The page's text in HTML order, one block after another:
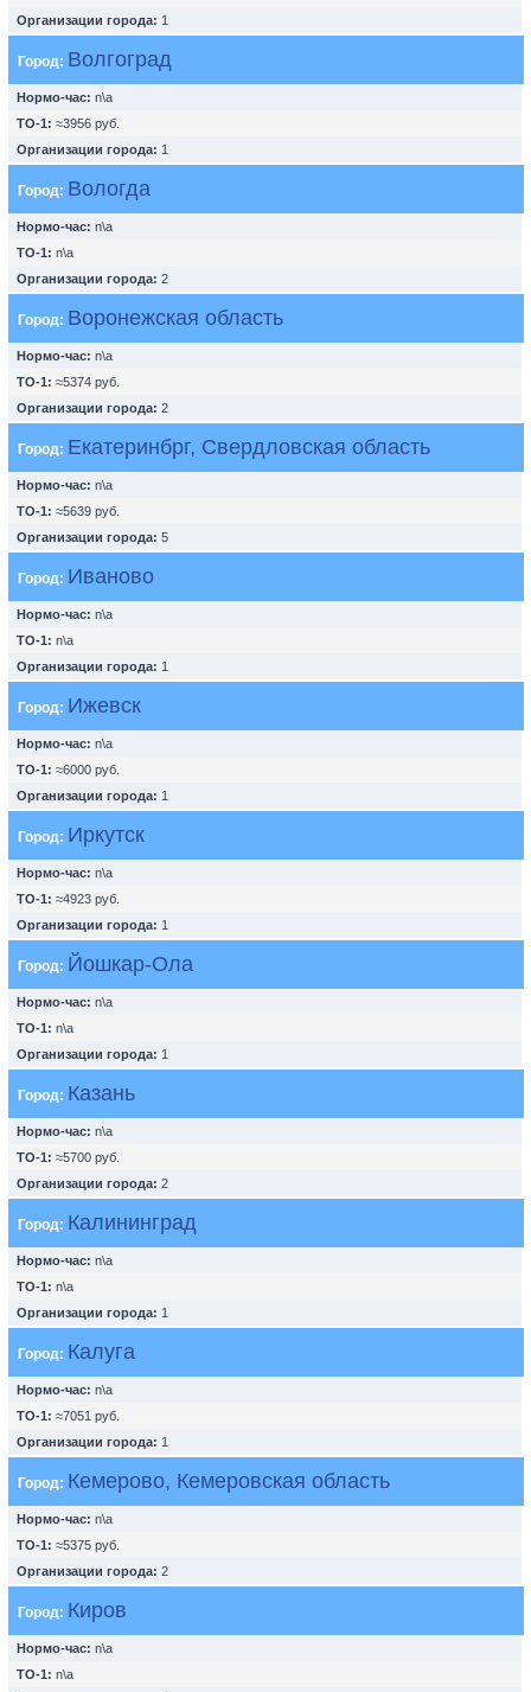
Организации города: 1
Город: Волгоград
Нормо-час: n\a
ТО-1: ≈3956 руб.
Организации города: 1
Город: Вологда
Нормо-час: n\a
ТО-1: n\a
Организации города: 2
Город: Воронежская область
Нормо-час: n\a
ТО-1: ≈5374 руб.
Организации города: 2
Город: Екатеринбрг, Свердловская область
Нормо-час: n\a
ТО-1: ≈5639 руб.
Организации города: 5
Город: Иваново
Нормо-час: n\a
ТО-1: n\a
Организации города: 1
Город: Ижевск
Нормо-час: n\a
ТО-1: ≈6000 руб.
Организации города: 1
Город: Иркутск
Нормо-час: n\a
ТО-1: ≈4923 руб.
Организации города: 1
Город: Йошкар-Ола
Нормо-час: n\a
ТО-1: n\a
Организации города: 1
Город: Казань
Нормо-час: n\a
ТО-1: ≈5700 руб.
Организации города: 2
Город: Калининград
Нормо-час: n\a
ТО-1: n\a
Организации города: 1
Город: Калуга
Нормо-час: n\a
ТО-1: ≈7051 руб.
Организации города: 1
Город: Кемерово, Кемеровская область
Нормо-час: n\a
ТО-1: ≈5375 руб.
Организации города: 2
Город: Киров
Нормо-час: n\a
ТО-1: n\a